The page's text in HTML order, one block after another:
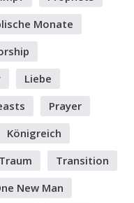
Monate
Liebe
Prayer
Königreich
Traum
Transition
New Man